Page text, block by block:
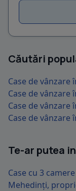
Căutări
Case de vânzare
Case de vânzare
Case de vânzare
Case de vânzare
Te-ar putea
Case cu 3
Mehedinți,